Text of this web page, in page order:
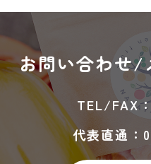
お問い合わせ/
TEL/FAX
代表直通：